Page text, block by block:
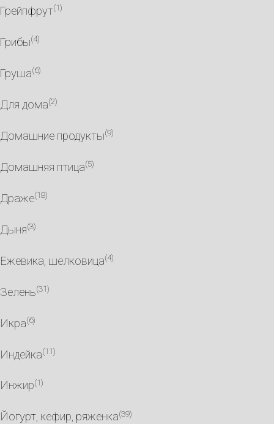
Грейпфрут(1)
Грибы(4)
Груша(6)
Для дома(2)
Домашние продукты(9)
Домашняя птица(5)
Драже(18)
Дыня(3)
Ежевика, шелковица(4)
Зелень(31)
Икра(6)
Индейка(11)
Инжир(1)
Йогурт, кефир, ряженка(39)